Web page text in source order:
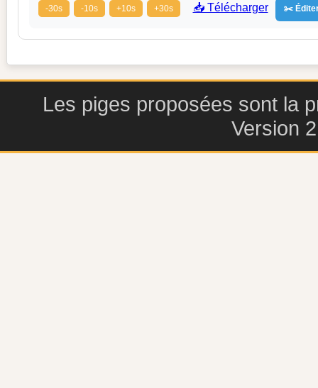
-30s -10s +10s +30s 📥 Télécharger ✂️
Les piges proposées sont la
Version